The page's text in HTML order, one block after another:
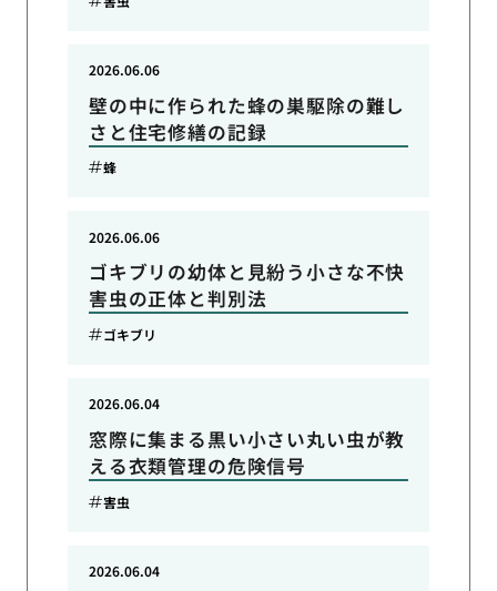
壁の中に作られた蜂の巣駆除の難し
さと住宅修繕の記録
2026.06.06
蜂
ゴキブリの幼体と見紛う小さな不快
害虫の正体と判別法
2026.06.06
ゴキブリ
窓際に集まる黒い小さい丸い虫が教
える衣類管理の危険信号
2026.06.04
害虫
2026.06.04